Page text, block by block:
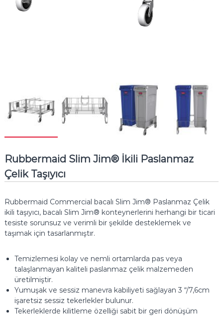
Rubbermaid Slim Jim® İkili Paslanmaz
Çelik Taşıyıcı
Rubbermaid Commercial bacalı Slim Jim® Paslanmaz Çelik
ikili taşıyıcı, bacalı Slim Jim® konteynerlerini herhangi bir ticari
tesiste sorunsuz ve verimli bir şekilde desteklemek ve
taşımak için tasarlanmıştır.
Temizlemesi kolay ve nemli ortamlarda pas veya
talaşlanmayan kaliteli paslanmaz çelik malzemeden
üretilmiştir.
Yumuşak ve sessiz manevra kabiliyeti sağlayan 3 “/7,6cm
işaretsiz sessiz tekerlekler bulunur.
Tekerleklerde kilitleme özelliği sabit bir geri dönüşüm